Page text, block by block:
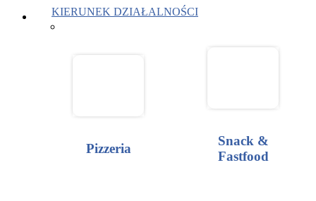
KIERUNEK DZIAŁALNOŚCI
Pizzeria
Snack &
Fastfood